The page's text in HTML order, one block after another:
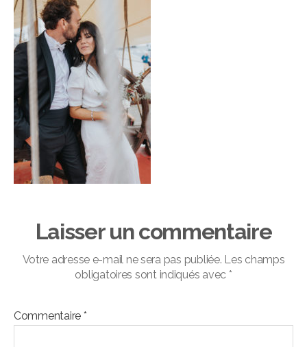
Laisser un commentaire
Votre adresse e-mail ne sera pas publiée. Les champs
obligatoires sont indiqués avec *
Commentaire *